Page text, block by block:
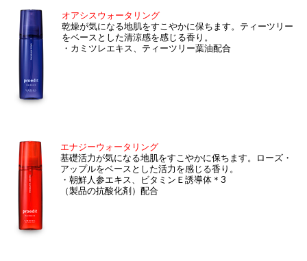
オアシスウォータリング
乾燥が気になる地肌をすこやかに保ちます。ティーツリー
をベースとした清涼感を感じる香り。
・カミツレエキス、ティーツリー葉油配合
エナジーウォータリング
基礎活力が気になる地肌をすこやかに保ちます。ローズ・
アップルをベースとした活力を感じる香り。
・朝鮮人参エキス、ビタミンＥ誘導体＊3
（製品の抗酸化剤）配合